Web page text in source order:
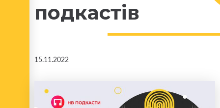
подкастів
15.11.2022